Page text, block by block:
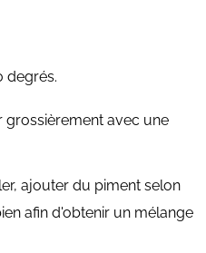
degrés.
grossièrement avec une
ajouter du piment selon
afin d'obtenir un mélange